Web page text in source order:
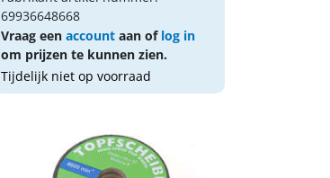
69936648668
Vraag eenaccount aan of log in
om prijzen te kunnen zien.
Tijdelijk niet op voorraad